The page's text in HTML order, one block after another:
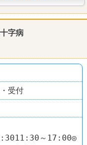
字病
受付
～17:00◎